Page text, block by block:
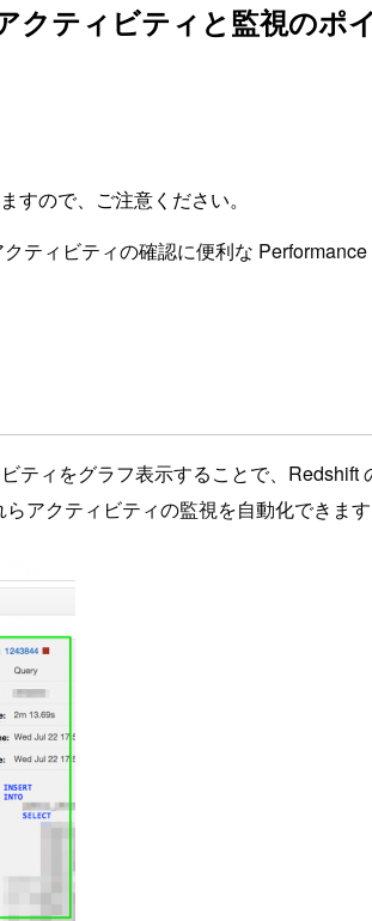
クティビティと監視のポ
ので、ご注意ください。
ティビティの確認に便利な
ィをグラフ表示することで、
アクティビティの監視を自動化できま